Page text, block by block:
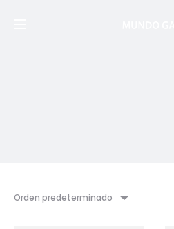
Orden predeterminado